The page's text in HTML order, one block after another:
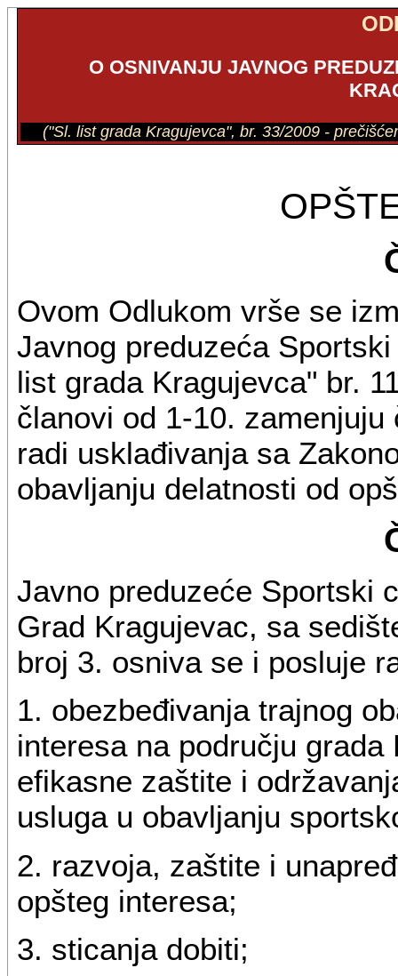
O OSNIVANJU JAVNOG
("Sl. list grada Kragujevca", br. 33/2009 -
Ovom Odlukom vrše se
Javnog preduzeća
list grada Kragujevca" br.
članovi od 1-10.
radi usklađivanja sa
obavljanju delatnosti od
Javno preduzeće Sportski
Grad Kragujevac, sa
broj 3. osniva se i posluje
1. obezbeđivanja trajnog
interesa na području
efikasne zaštite i
usluga u obavljanju
2. razvoja, zaštite i
opšteg interesa;
3. sticanja dobiti;